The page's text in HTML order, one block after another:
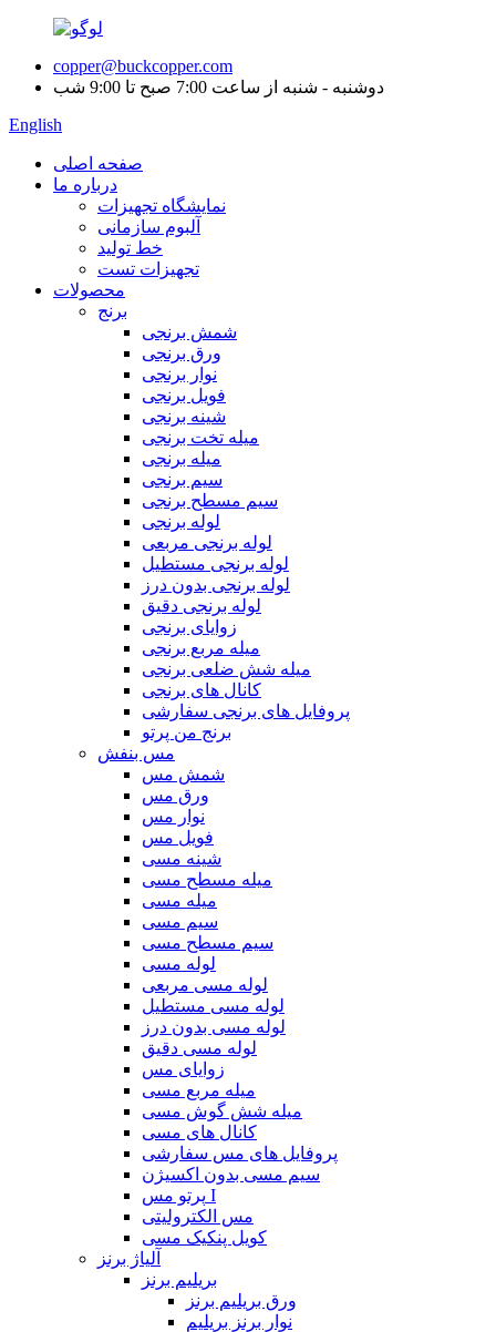
copper@buckcopper.com
دوشنبه - شنبه از ساعت 7:00 صبح تا 9:00 شب
English
صفحه اصلی
درباره ما
نمایشگاه تجهیزات
آلبوم سازمانی
خط تولید
تجهیزات تست
محصولات
برنج
شمش برنجی
ورق برنجی
نوار برنجی
فویل برنجی
شینه برنجی
میله تخت برنجی
میله برنجی
سیم برنجی
سیم مسطح برنجی
لوله برنجی
لوله برنجی مربعی
لوله برنجی مستطیل
لوله برنجی بدون درز
لوله برنجی دقیق
زوایای برنجی
میله مربع برنجی
میله شش ضلعی برنجی
کانال های برنجی
پروفایل های برنجی سفارشی
برنج من پرتو
مس بنفش
شمش مس
ورق مس
نوار مس
فویل مس
شینه مسی
میله مسطح مسی
میله مسی
سیم مسی
سیم مسطح مسی
لوله مسی
لوله مسی مربعی
لوله مسی مستطیل
لوله مسی بدون درز
لوله مسی دقیق
زوایای مس
میله مربع مسی
میله شش گوش مسی
کانال های مسی
پروفایل های مس سفارشی
سیم مسی بدون اکسیژن
پرتو مس I
مس الکترولیتی
کویل پنکیک مسی
آلیاژ برنز
بریلیم برنز
ورق بریلیم برنز
نوار برنز بریلیم